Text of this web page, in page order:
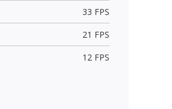
33 FPS
21 FPS
12 FPS